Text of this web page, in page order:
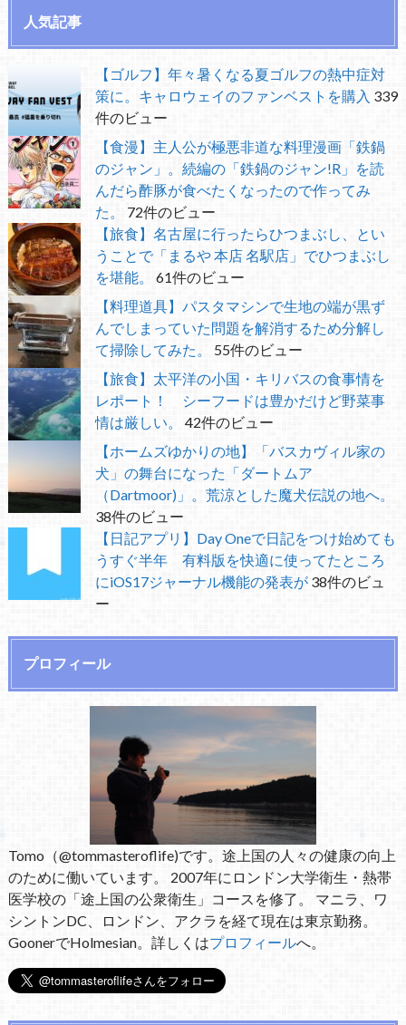
人気記事
【ゴルフ】年々暑くなる夏ゴルフの熱中症対
策に。キャロウェイのファンベストを購入 339
件のビュー
【食漫】主人公が極悪非道な料理漫画「鉄鍋
のジャン」。続編の「鉄鍋のジャン!R」を読
んだら酢豚が食べたくなったので作ってみ
た。
72件のビュー
【旅食】名古屋に行ったらひつまぶし、とい
うことで「まるや 本店 名駅店」でひつまぶし
を堪能。
61件のビュー
【料理道具】パスタマシンで生地の端が黒ず
んでしまっていた問題を解消するため分解し
て掃除してみた。
55件のビュー
【旅食】太平洋の小国・キリバスの食事情を
レポート！ シーフードは豊かだけど野菜事
情は厳しい。
42件のビュー
【ホームズゆかりの地】「バスカヴィル家の
犬」の舞台になった「ダートムア
（Dartmoor)」。荒涼とした魔犬伝説の地へ。
38件のビュー
【日記アプリ】Day Oneで日記をつけ始めても
うすぐ半年 有料版を快適に使ってたところ
にiOS17ジャーナル機能の発表が 38件のビュ
ー
プロフィール
Tomo（@tommasteroflife)です。途上国の人々の健康の向上
のために働いています。 2007年にロンドン大学衛生・熱帯
医学校の「途上国の公衆衛生」コースを修了。 マニラ、ワ
シントンDC、ロンドン、アクラを経て現在は東京勤務。
GoonerでHolmesian。詳しくはプロフィールへ。